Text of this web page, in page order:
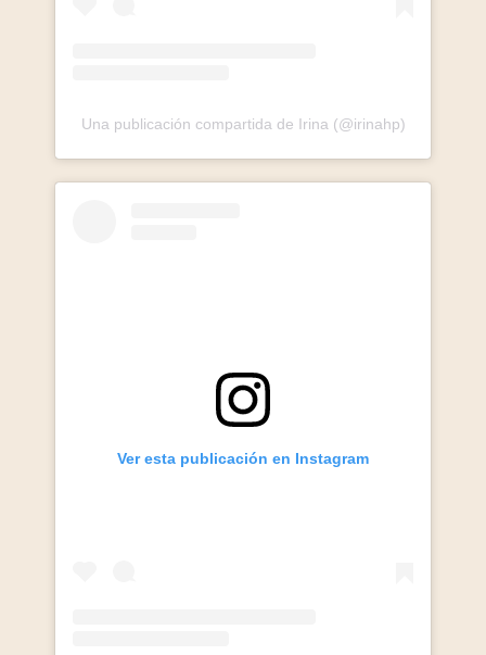
Una publicación compartida de Irina (@irinahp)
Ver esta publicación en Instagram